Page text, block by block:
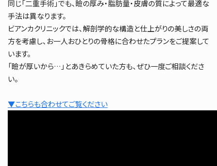
同じ「二重手術」でも、瞼の厚み・脂肪量・皮膚の質によって最適な
手法は異なります。
ビアンカクリニックでは、解剖学的な構造と仕上がりの美しさの両
方を考慮し、お一人おひとりの骨格に合わせたプランをご提案して
います。
「瞼が厚いから…」とあきらめていた方も、ぜひ一度ご相談くださ
い。
▼こちらも合わせてご覧ください